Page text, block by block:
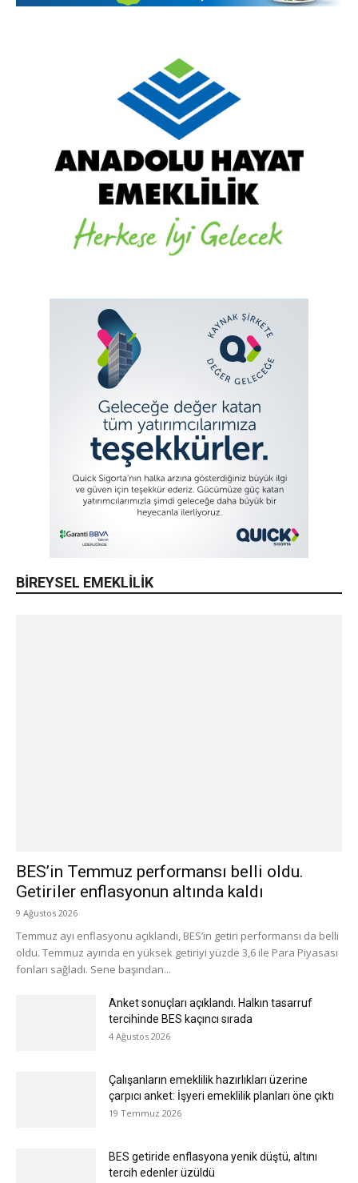
BİREYSEL EMEKLİLİK
BES’in Temmuz performansı belli oldu.
Getiriler enflasyonun altında kaldı
9 Ağustos 2026
Temmuz ayı enflasyonu açıklandı, BES’in getiri performansı da belli
oldu. Temmuz ayında en yüksek getiriyi yüzde 3,6 ile Para Piyasası
fonları sağladı. Sene başından...
Anket sonuçları açıklandı. Halkın tasarruf
tercihinde BES kaçıncı sırada
4 Ağustos 2026
Çalışanların emeklilik hazırlıkları üzerine
çarpıcı anket: İşyeri emeklilik planları öne çıktı
19 Temmuz 2026
BES getiride enflasyona yenik düştü, altını
tercih edenler üzüldü